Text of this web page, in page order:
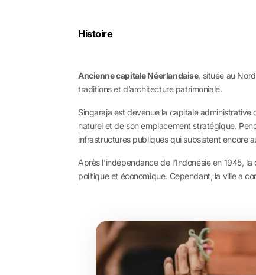
Histoire
Ancienne capitale Néerlandaise, située au
traditions et d’architecture patrimoniale.
Singaraja est devenue la capitale administrative
naturel et de son emplacement stratégique.
infrastructures publiques qui subsistent encore
Après l’indépendance de l’Indonésie en 1945,
politique et économique. Cependant, la ville a